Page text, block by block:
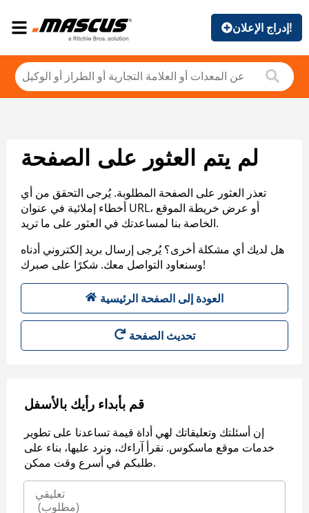
إدراج الإعلان!
لم يتم العثور على الصفحة
تعذر العثور على الصفحة المطلوبة. يُرجى التحقق من أي
أخطاء إملائية في عنوان URL، أو عرض خريطة الموقع
الخاصة بنا لمساعدتك في العثور على ما تريد.
هل لديك أي مشكلة أخرى؟ يُرجى إرسال بريد إلكتروني أدناه
وسنعاود التواصل معك. شكرًا على صبرك!
العودة إلى الصفحة الرئيسية
تحديث الصفحة
قم بأبداء رأيك بالأسفل
إن أسئلتك وتعليقاتك لهي أداة قيمة تساعدنا على تطوير
خدمات موقع ماسكوس. نقرأ آراءك، ونرد عليها، بناء على
طلبكم في أسرع وقت ممكن.